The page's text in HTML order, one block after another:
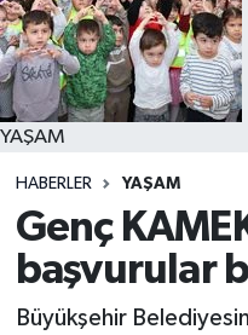
YAŞAM
HABERLER YAŞAM
Genç
başvurular
Büyükşehir
YAŞAM